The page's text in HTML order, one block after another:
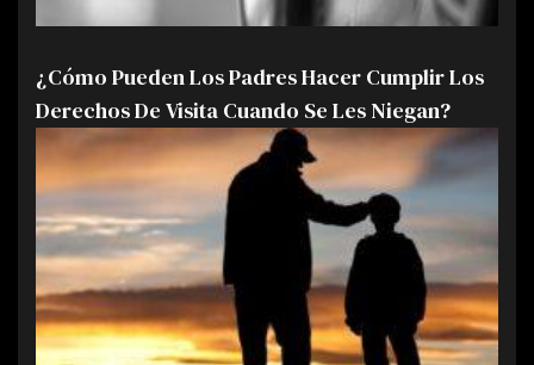
¿Cómo Pueden Los Padres Hacer Cumplir Los
Derechos De Visita Cuando Se Les Niegan?